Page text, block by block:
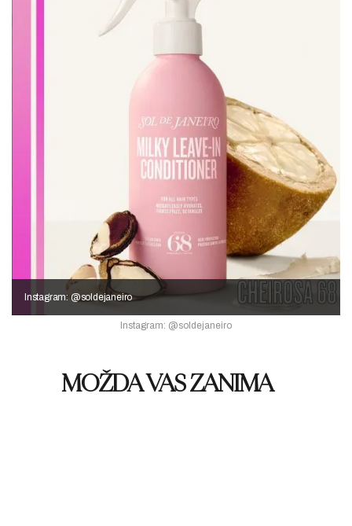
Instagram: @soldejaneiro
Instagram: @soldejaneiro
MOŽDA VAS ZANIMA